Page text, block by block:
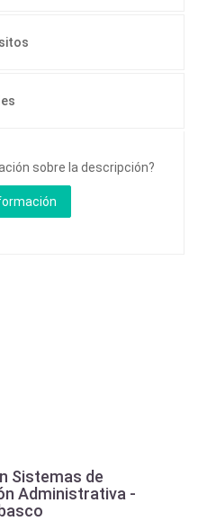
sobre la descripción?
Sistemas de
Administrativa -